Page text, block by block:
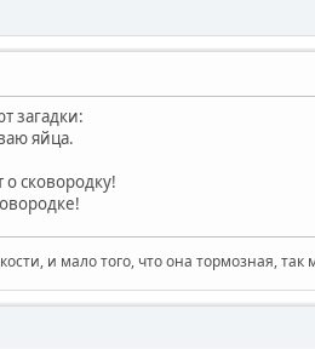
загадки:
яйца.
сковородку!
и мало того, что она тормозная,